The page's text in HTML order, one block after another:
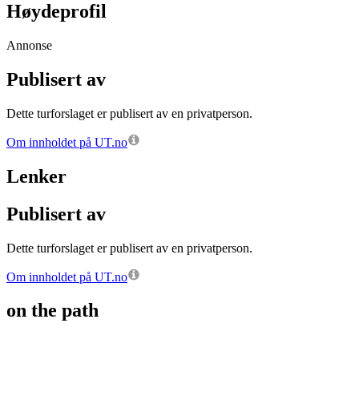
Høydeprofil
Annonse
Publisert av
Dette turforslaget er publisert av en privatperson.
Om innholdet på UT.no
Lenker
Publisert av
Dette turforslaget er publisert av en privatperson.
Om innholdet på UT.no
on the path